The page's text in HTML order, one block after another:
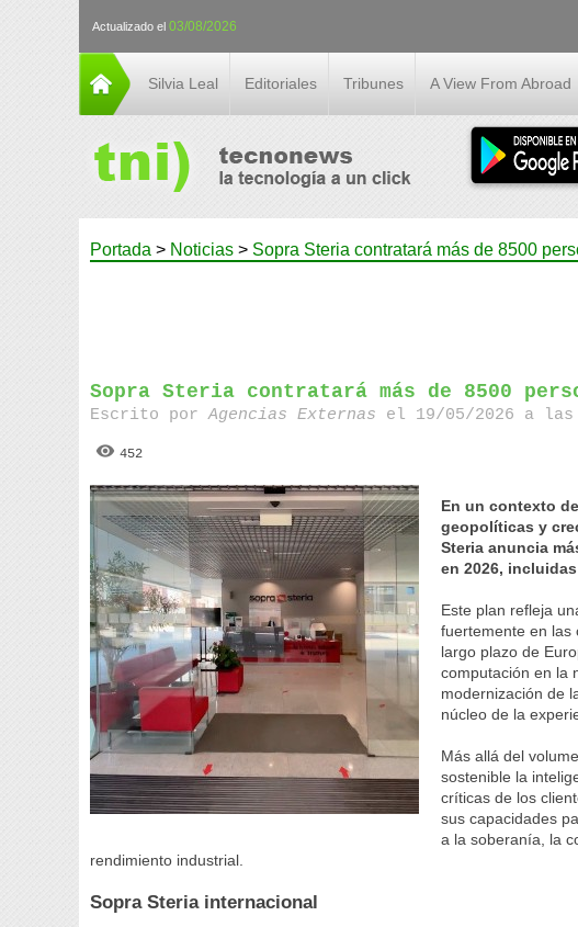
Actualizado el 03/08/2026
Silvia Leal Editoriales Tribunes A View From Abroad
Portada > Noticias > Sopra Steria contratará más de 8500
Sopra Steria contratará más de 8500
Escrito porAgencias Externas el 19/05/2026 a las
452
En un contexto
geopolíticas y
Steria anuncia
en 2026,
Este plan refleja
fuertemente en las
largo plazo de
computación en la
modernización de
núcleo de la
Más allá del
sostenible la
críticas de los
sus capacidades
a la soberanía, la
rendimiento industrial.
Sopra Steria internacional